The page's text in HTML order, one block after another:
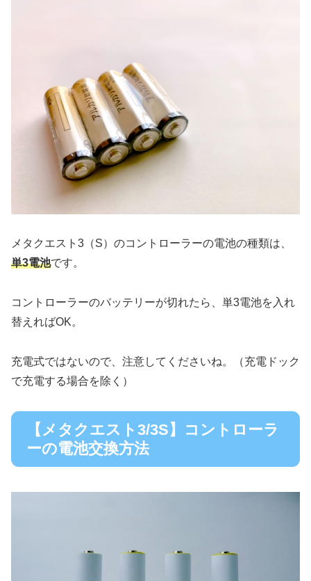
メタクエスト3（S）のコントローラーの電池の種類は、
単3電池です。
コントローラーのバッテリーが切れたら、単3電池を入れ
替えればOK。
充電式ではないので、注意してくださいね。（充電ドック
で充電する場合を除く）
【メタクエスト3/3S】コントローラ
ーの電池交換方法